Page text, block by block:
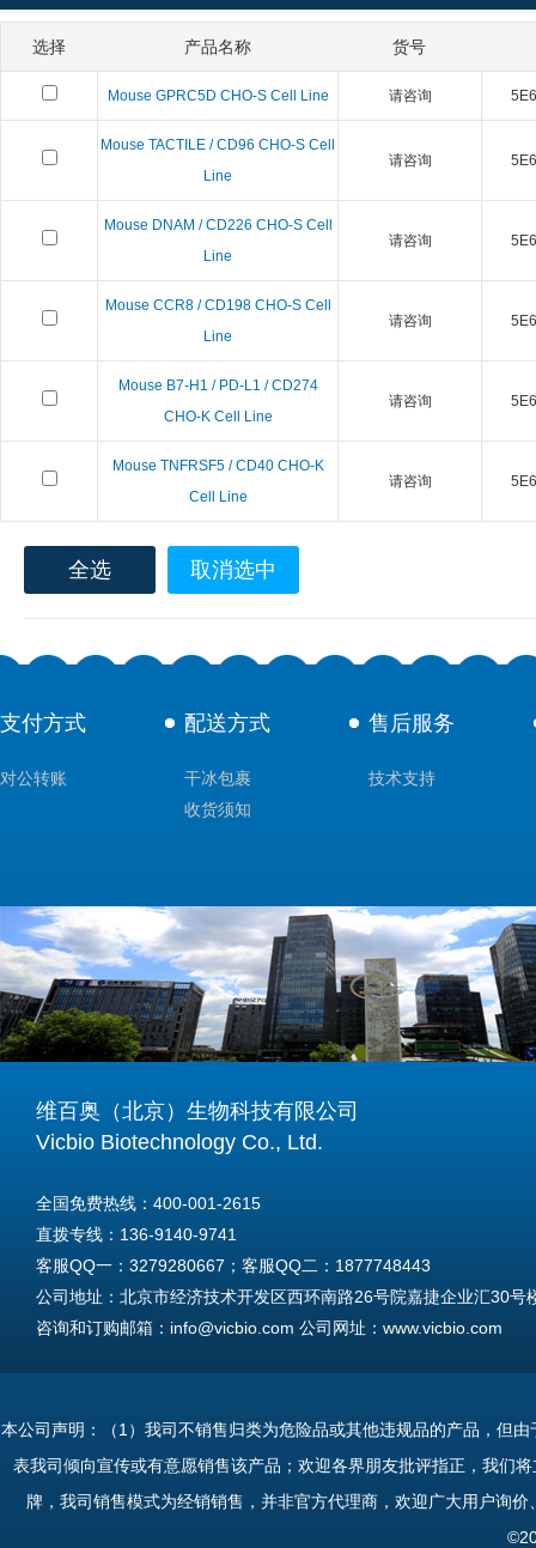
选择 产品名称 货号
Mouse GPRC5D CHO-S Cell Line 请咨询
Mouse TACTILE / CD96 CHO-S Cell
Line
请咨询
Mouse DNAM / CD226 CHO-S Cell
Line
请咨询
Mouse CCR8 / CD198 CHO-S Cell
Line
请咨询
Mouse B7-H1 / PD-L1 / CD274
CHO-K Cell Line
请咨询
Mouse TNFRSF5 / CD40 CHO-K
Cell Line
请咨询
全选 取消选中
支付方式
对公转账
配送方式
干冰包裹
收货须知
售后服务
技术支持
维百奥（北京）生物科技有限公司
Vicbio Biotechnology Co., Ltd.
全国免费热线：400-001-2615
直拨专线：136-9140-9741
客服QQ一：3279280667；客服QQ二：1877748443
公司地址：北京市经济技术开发区西环南路26号院嘉捷企业汇30号
咨询和订购邮箱：info@vicbio.com 公司网址：www.vicbio.com
Tel: +86-13691409741
Address: Room 603, Floor 6, Building 30A, No.26, Xihuannan
本公司声明：（1）我司不销售归类为危险品或其他违规品的产品，但
表我司倾向宣传或有意愿销售该产品；欢迎各界朋友批评指正，我们
牌，我司销售模式为经销销售，并非官方代理商，欢迎广大用户询